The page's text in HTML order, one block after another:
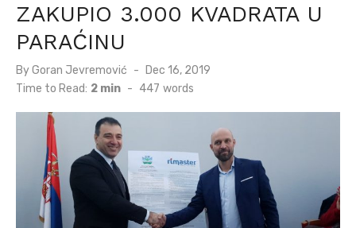
ZAKUPIO 3.000 KVADRATA U
PARAĆINU
ByGoran Jevremović
Posted
on
Dec 16, 2019
Time to Read: 2 min - 447 words